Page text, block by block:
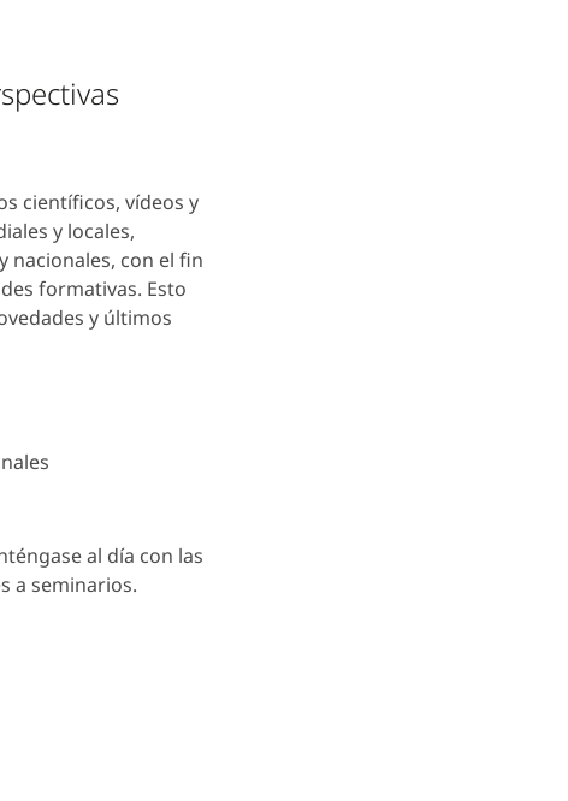
científicos, vídeos y
y locales,
nacionales, con el fin
formativas. Esto
y últimos
al día con las
a seminarios.